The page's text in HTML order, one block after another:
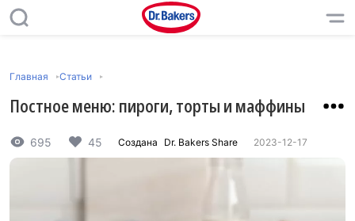
Главная Статьи
Постное меню: пироги, торты и маффины
695 45 Создана Dr. Bakers Share 2023-12-17